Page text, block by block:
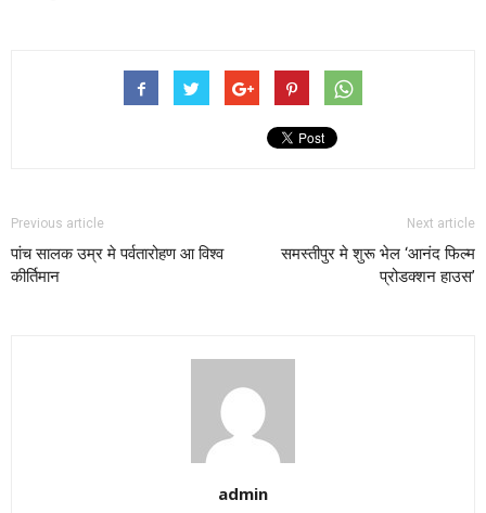
Previous article
पांच सालक उम्र मे पर्वतारोहण आ विश्व
कीर्तिमान
Next article
समस्तीपुर मे शुरू भेल ‘आनंद फिल्म
प्रोडक्शन हाउस’
admin